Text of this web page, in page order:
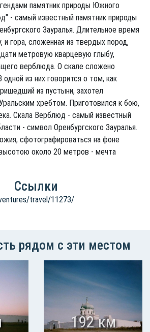
памятник природы Южного
- самый известный памятник природы
Зауралья. Длительное время
и гора, сложенная из твердых пород,
метровую кварцевую глыбу,
верблюда. О скале сложено
из них говорится о том, как
из пустыни, захотел
хребтом. Приготовился к бою,
Скала Верблюд - самый известный
- символ Оренбургского Зауралья.
сфотографироваться на фоне
около 20 метров - мечта
Ссылки
travel/11273/
рядом с эти местом
192 км